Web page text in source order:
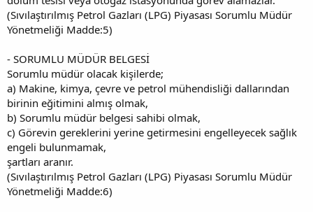
(Sıvılaştırılmış Petrol Gazları (LPG) Piyasası Sorumlu Müdür
Yönetmeliği Madde:5)
- SORUMLU MÜDÜR BELGESİ
Sorumlu müdür olacak kişilerde;
a) Makine, kimya, çevre ve petrol mühendisliği dallarından
birinin eğitimini almış olmak,
b) Sorumlu müdür belgesi sahibi olmak,
c) Görevin gereklerini yerine getirmesini engelleyecek sağlık
engeli bulunmamak,
şartları aranır.
(Sıvılaştırılmış Petrol Gazları (LPG) Piyasası Sorumlu Müdür
Yönetmeliği Madde:6)